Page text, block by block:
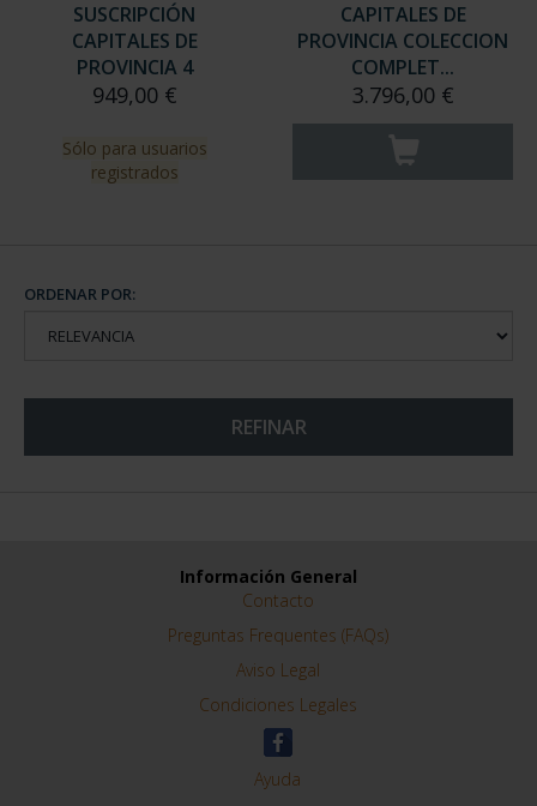
SUSCRIPCIÓN
CAPITALES DE
PROVINCIA 4
949,00 €
Sólo para usuarios
registrados
CAPITALES DE
PROVINCIA COLECCION
COMPLET...
3.796,00 €
ORDENAR POR:
REFINAR
Información General
Contacto
Preguntas Frequentes (FAQs)
Aviso Legal
Condiciones Legales
Ayuda